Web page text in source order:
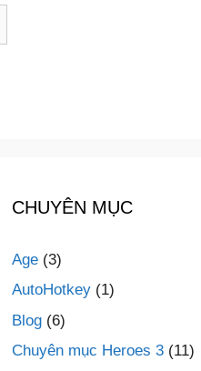
CHUYÊN MỤC
Age (3)
AutoHotkey (1)
Blog (6)
Chuyên mục Heroes 3 (11)